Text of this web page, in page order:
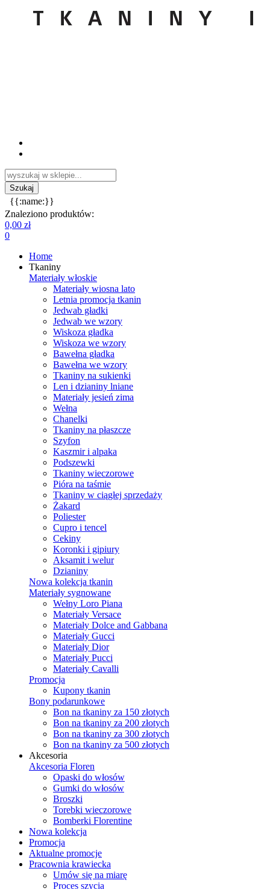
{{:name:}}
Znaleziono produktów:
0,00 zł
0
Home
Tkaniny
Materiały włoskie
Materiały wiosna lato
Letnia promocja tkanin
Jedwab gładki
Jedwab we wzory
Wiskoza gładka
Wiskoza we wzory
Bawełna gładka
Bawełna we wzory
Tkaniny na sukienki
Len i dzianiny lniane
Materiały jesień zima
Wełna
Chanelki
Tkaniny na płaszcze
Szyfon
Kaszmir i alpaka
Podszewki
Tkaniny wieczorowe
Pióra na taśmie
Tkaniny w ciągłej sprzedaży
Żakard
Poliester
Cupro i tencel
Cekiny
Koronki i gipiury
Aksamit i welur
Dzianiny
Nowa kolekcja tkanin
Materiały sygnowane
Wełny Loro Piana
Materiały Versace
Materiały Dolce and Gabbana
Materiały Gucci
Materiały Dior
Materiały Pucci
Materiały Cavalli
Promocja
Kupony tkanin
Bony podarunkowe
Bon na tkaniny za 150 złotych
Bon na tkaniny za 200 złotych
Bon na tkaniny za 300 złotych
Bon na tkaniny za 500 złotych
Akcesoria
Akcesoria Floren
Opaski do włosów
Gumki do włosów
Broszki
Torebki wieczorowe
Bomberki Florentine
Nowa kolekcja
Promocja
Aktualne promocje
Pracownia krawiecka
Umów się na miarę
Proces szycia